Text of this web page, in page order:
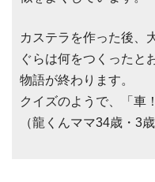
カステラを作った後、
ぐらは何をつくったと
物語が終わります。
クイズのようで、「車
（龍くんママ34歳・3